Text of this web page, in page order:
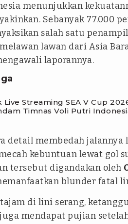
menunjukkan
Sebanyak 77.000
salah satu
lawan dari Asia
laporannya.
Live Streaming SEA V Cup
Timnas Voli Putri
detail membedah jalannya
kebuntuan lewat gol
tersebut digandakan oleh
blunder fatal
tajam di lini serang,
mendapat pujian